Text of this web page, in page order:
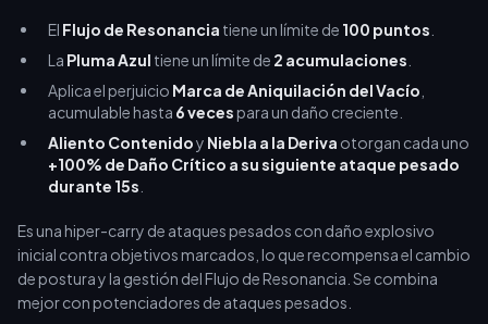
El Flujo de Resonancia tiene un límite de 100 puntos
La Pluma Azul tiene un límite de 2 acumulaciones
Aplica el perjuicio Marca de Aniquilación del Vacío
acumulable hasta 6 vecespara un daño creciente.
Aliento Contenidoy Niebla a la Deriva otorgan cada uno
+100% de Daño Crítico a su siguiente ataque pesado
durante 15s
Es una hiper-carry de ataques pesados con daño explosivo
inicial contra objetivos marcados, lo que recompensa el cambio
de postura y la gestión del Flujo de Resonancia. Se combina
mejor con potenciadores de ataques pesados.